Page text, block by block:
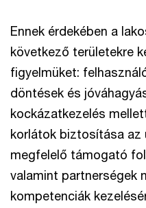
Ennek érdekében a
következő területekre
figyelmüket:
döntések és
kockázatkezelés
korlátok biztosítása az
megfelelő támogató
valamint partnerségek
kompetenciák